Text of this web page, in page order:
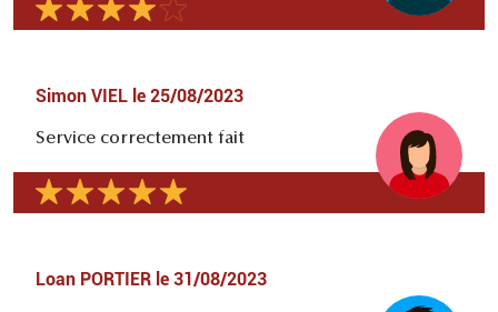
Simon VIEL le 25/08/2023
Service correctement fait
Loan PORTIER le 31/08/2023